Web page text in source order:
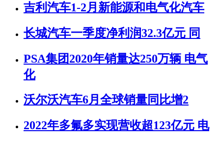
吉利汽车1-2月新能源和电气化汽车
长城汽车一季度净利润32.3亿元 同
PSA集团2020年销量达250万辆 电气
化
沃尔沃汽车6月全球销量同比增2
2022年多氟多实现营收超123亿元 电